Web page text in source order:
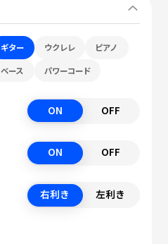
ギター ウクレレ ピアノ
ベース パワーコード
ON OFF
ON OFF
右利き 左利き